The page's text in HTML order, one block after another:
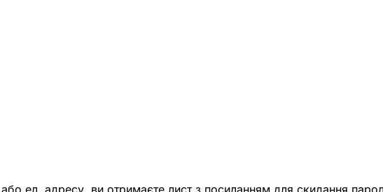
ел. адресу, ви отримаєте лист з посиланням для скидання